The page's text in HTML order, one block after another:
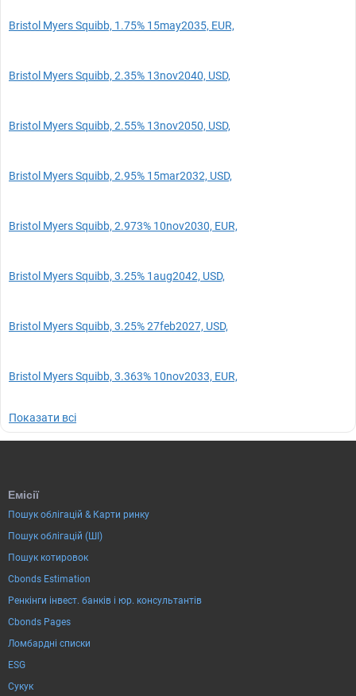
Bristol Myers Squibb, 1.75% 15may2035, EUR,
Bristol Myers Squibb, 2.35% 13nov2040, USD,
Bristol Myers Squibb, 2.55% 13nov2050, USD,
Bristol Myers Squibb, 2.95% 15mar2032, USD,
Bristol Myers Squibb, 2.973% 10nov2030, EUR,
Bristol Myers Squibb, 3.25% 1aug2042, USD,
Bristol Myers Squibb, 3.25% 27feb2027, USD,
Bristol Myers Squibb, 3.363% 10nov2033, EUR,
Показати всі
Емісії
Пошук облігацій & Карти ринку
Пошук облігацій (ШІ)
Пошук котировок
Cbonds Estimation
Ренкінги інвест. банків і юр. консультантів
Cbonds Pages
Ломбардні списки
ESG
Сукук